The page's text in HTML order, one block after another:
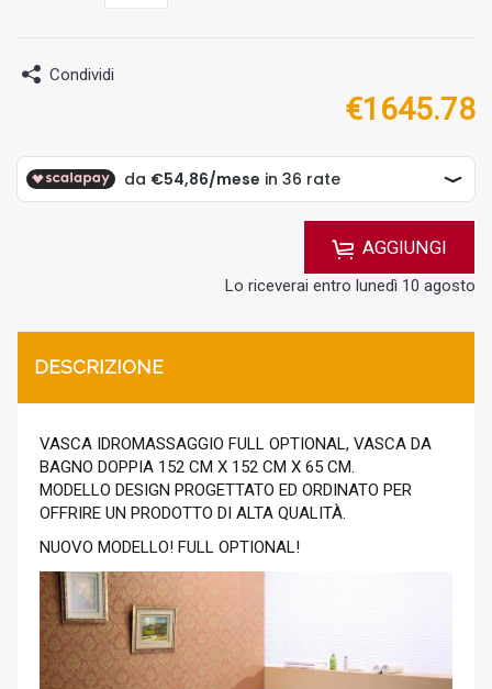
Condividi
€1645.78
AGGIUNGI
Lo riceverai entro lunedì 10 agosto
DESCRIZIONE
VASCA IDROMASSAGGIO FULL OPTIONAL, VASCA DA
BAGNO DOPPIA 152 CM X 152 CM X 65 CM.
MODELLO DESIGN PROGETTATO ED ORDINATO PER
OFFRIRE UN PRODOTTO DI ALTA QUALITÀ.
NUOVO MODELLO! FULL OPTIONAL!